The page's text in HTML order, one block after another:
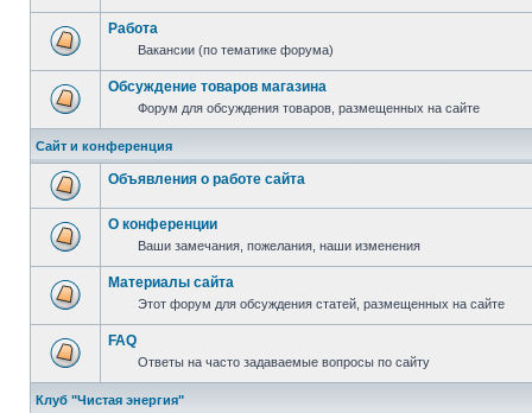
Работа
Вакансии (по тематике форума)
Обсуждение товаров магазина
Форум для обсуждения товаров, размещенных на сайте
Сайт и конференция
Объявления о работе сайта
О конференции
Ваши замечания, пожелания, наши изменения
Материалы сайта
Этот форум для обсуждения статей, размещенных на сайте
FAQ
Ответы на часто задаваемые вопросы по сайту
Клуб "Чистая энергия"